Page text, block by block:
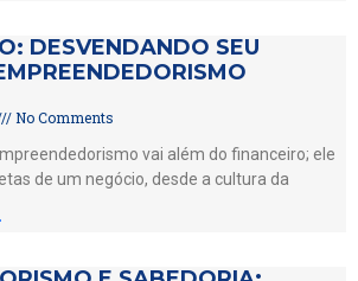
DESVENDANDO SEU
No Comments
vai além do financeiro; ele
de um negócio, desde a cultura da